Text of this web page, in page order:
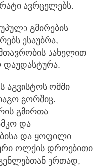
ავრცელებს.
გმირების
ესაუბრა,
სახელით
დაუდასტურა.
აგვისტოს ომში
გორშიც.
გმირთა
და
და ყოფილი
ოლქის დროებითი
ერთად,